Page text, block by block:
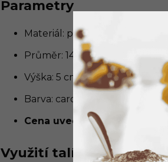
Parametry
Materiál: porcelán
Průměr: 14 cm
Výška: 5 cm
Barva: cardamom
Cena uvedena za 1 kus
Využití talíře